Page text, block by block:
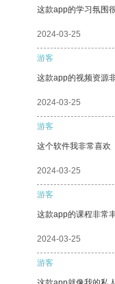
这款app的学习氛围
2024-03-25
游客
这款app的视频资源
2024-03-25
游客
这个软件我非常喜欢
2024-03-25
游客
这款app的课程非常
2024-03-25
游客